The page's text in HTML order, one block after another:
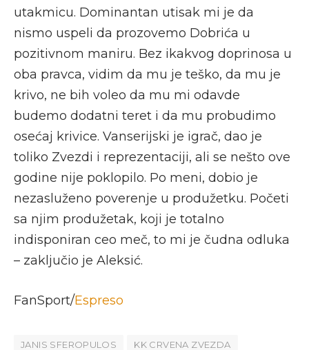
utakmicu. Dominantan utisak mi je da
nismo uspeli da prozovemo Dobrića u
pozitivnom maniru. Bez ikakvog doprinosa u
oba pravca, vidim da mu je teško, da mu je
krivo, ne bih voleo da mu mi odavde
budemo dodatni teret i da mu probudimo
osećaj krivice. Vanserijski je igrač, dao je
toliko Zvezdi i reprezentaciji, ali se nešto ove
godine nije poklopilo. Po meni, dobio je
nezasluženo poverenje u produžetku. Početi
sa njim produžetak, koji je totalno
indisponiran ceo meč, to mi je čudna odluka
– zaključio je Aleksić.
FanSport/Espreso
JANIS SFEROPULOS KK CRVENA ZVEZDA